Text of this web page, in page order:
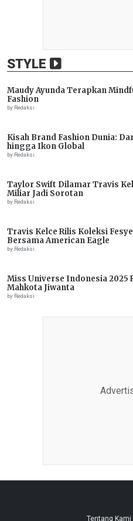
STYLE
Maudy Ayunda Terapkan
Fashion
by Redaksi
Kisah Brand Fashion Dunia:
hingga Ikon Global
by Redaksi
Taylor Swift Dilamar Travis
Miliar Jadi Sorotan
by Redaksi
Travis Kelce Rilis Koleksi
Bersama American Eagle
by Redaksi
Miss Universe Indonesia 2025
Mahkota Jiwanta
by Redaksi
Tentang Kami